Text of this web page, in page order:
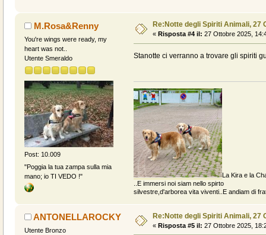
M.Rosa&Renny
You're wings were ready, my
heart was not..
Utente Smeraldo
Post: 10.009
"Poggia la tua zampa sulla mia
mano; io TI VEDO !"
Re:Notte degli Spiriti Animali, 27
« Risposta #4 il: 27 Ottobre 2025,
Stanotte ci verranno a trovare gli spiriti
La Kira e la
..E immersi noi siam nello spirto
silvestre,d'arborea vita viventi..E andiam di
ANTONELLAROCKY
Utente Bronzo
Re:Notte degli Spiriti Animali, 27
« Risposta #5 il: 27 Ottobre 2025,